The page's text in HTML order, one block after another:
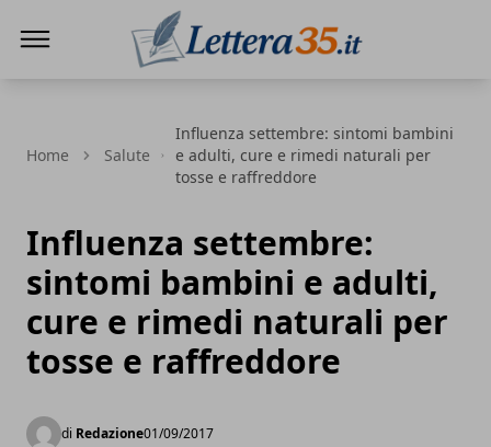
Home Salute
Influenza settembre: sintomi bambini
e adulti, cure e rimedi naturali per
tosse e raffreddore
Influenza settembre:
sintomi bambini e adulti,
cure e rimedi naturali per
tosse e raffreddore
di Redazione01/09/2017